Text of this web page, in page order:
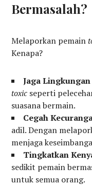
Bermasalah?
Melaporkan pemain
Kenapa?
Jaga
toxic seperti
suasana bermain.
Cegah
adil. Dengan
menjaga
Tingkatkan
sedikit pemain
untuk semua orang.